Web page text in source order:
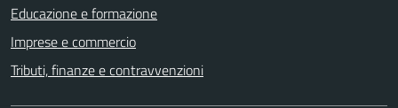
Educazione e formazione
Imprese e commercio
Tributi, finanze e contravvenzioni